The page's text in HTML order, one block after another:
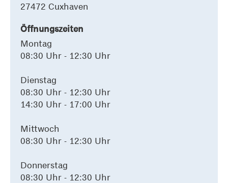
27472 Cuxhaven
Öffnungszeiten
Montag
08:30 Uhr - 12:30 Uhr
Dienstag
08:30 Uhr - 12:30 Uhr
14:30 Uhr - 17:00 Uhr
Mittwoch
08:30 Uhr - 12:30 Uhr
Donnerstag
08:30 Uhr - 12:30 Uhr